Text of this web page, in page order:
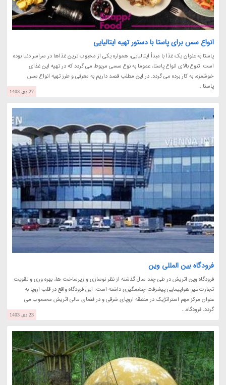
انواع سس برای پاستا با دستور تهیه ایتالیایی
پاستا به عنوان یک غذا با مبدأ ایتالیایی، همواره یکی از محبوب ترین غذاها در سراسر دنیا بوده
است. تنوع بالای انواع پاستا، عموما به نوع سسی مربوط می گردد که در تهیه این غذای
خوشمزه، به کار برده می گردد. در این مطلب قصد داریم به معرفی و طرز تهیه انواع سس
پاستا...
27 دی 1403
فرودگاه بین المللی وین
فرودگاه وین اتریش در طی چند سال گذشته از نظر نوسازی و زیرساخت ها، بهره وری و تقویت
تجارت غیر هواپیمایی پیشرفت چشمگیری داشته است. این فرودگاه واقع در قلب اروپا به
عنوان مرکز مهم استراتژیک در منطقه اروپای شرقی و در فضای مالی اتریش محسوب می
گردد. فرودگاه...
23 دی 1403